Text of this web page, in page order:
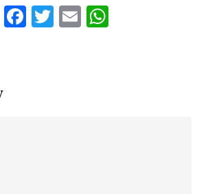
Facebook
Twitter
Email